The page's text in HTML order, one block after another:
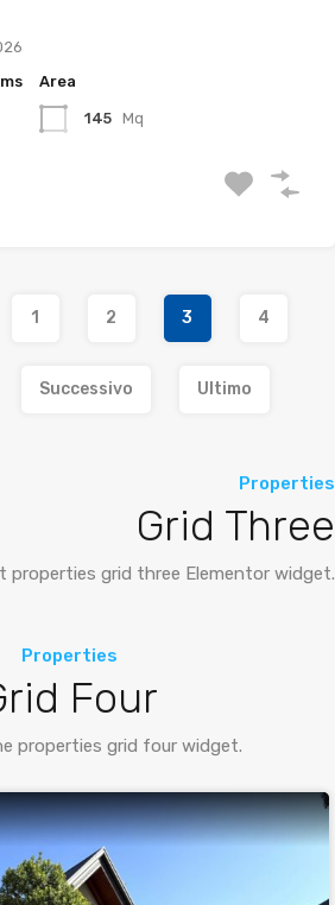
Area
145 Mq
1 2 3 4
Successivo Ultimo
Properties
Grid Three
properties grid three Elementor widget.
Properties
Four
properties grid four widget.